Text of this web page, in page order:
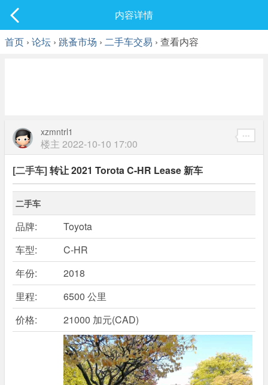
最新发表
内容详情
首页 › 论坛 › 跳蚤市场 › 二手车交易 › 查看内容
xzmntrl1
楼主 2022-10-10 17:00
[二手车]转让 2021 Torota C-HR Lease 新车
二手车
品牌:
Toyota
车型:
C-HR
年份:
2018
里程:
6500 公里
价格:
21000 加元(CAD)